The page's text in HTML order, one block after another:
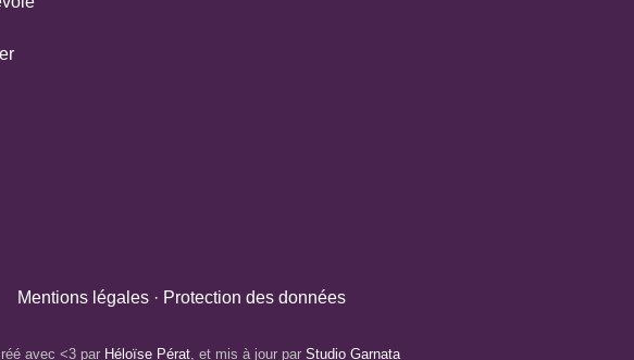
Mentions légales · Protection des données
avec <3 par Héloïse Pérat, et mis à jour par Studio Garnata